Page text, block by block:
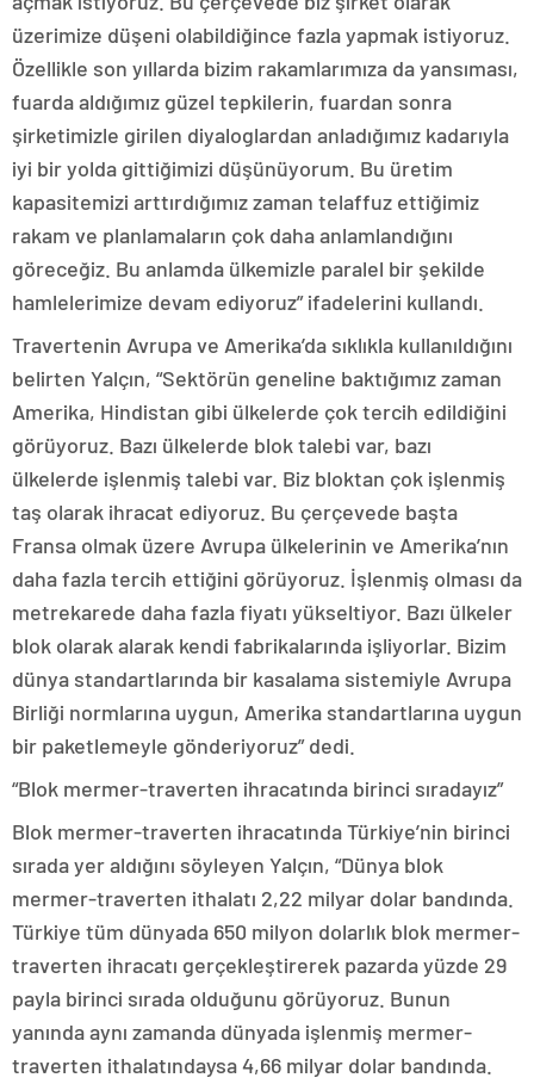
üzerimize düşeni olabildiğince fazla yapmak istiyoruz.
Özellikle son yıllarda bizim rakamlarımıza da yansıması,
fuarda aldığımız güzel tepkilerin, fuardan sonra
şirketimizle girilen diyaloglardan anladığımız kadarıyla
iyi bir yolda gittiğimizi düşünüyorum. Bu üretim
kapasitemizi arttırdığımız zaman telaffuz ettiğimiz
rakam ve planlamaların çok daha anlamlandığını
göreceğiz. Bu anlamda ülkemizle paralel bir şekilde
hamlelerimize devam ediyoruz” ifadelerini kullandı.
Travertenin Avrupa ve Amerika’da sıklıkla kullanıldığını
belirten Yalçın, “Sektörün geneline baktığımız zaman
Amerika, Hindistan gibi ülkelerde çok tercih edildiğini
görüyoruz. Bazı ülkelerde blok talebi var, bazı
ülkelerde işlenmiş talebi var. Biz bloktan çok işlenmiş
taş olarak ihracat ediyoruz. Bu çerçevede başta
Fransa olmak üzere Avrupa ülkelerinin ve Amerika’nın
daha fazla tercih ettiğini görüyoruz. İşlenmiş olması da
metrekarede daha fazla fiyatı yükseltiyor. Bazı ülkeler
blok olarak alarak kendi fabrikalarında işliyorlar. Bizim
dünya standartlarında bir kasalama sistemiyle Avrupa
Birliği normlarına uygun, Amerika standartlarına uygun
bir paketlemeyle gönderiyoruz” dedi.
“Blok mermer-traverten ihracatında birinci sıradayız”
Blok mermer-traverten ihracatında Türkiye’nin birinci
sırada yer aldığını söyleyen Yalçın, “Dünya blok
mermer-traverten ithalatı 2,22 milyar dolar bandında.
Türkiye tüm dünyada 650 milyon dolarlık blok mermer-
traverten ihracatı gerçekleştirerek pazarda yüzde 29
payla birinci sırada olduğunu görüyoruz. Bunun
yanında aynı zamanda dünyada işlenmiş mermer-
traverten ithalatındaysa 4,66 milyar dolar bandında.